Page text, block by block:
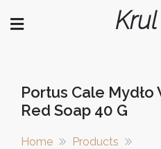
Portus Cale
Red Soap 40 G
Home
Products